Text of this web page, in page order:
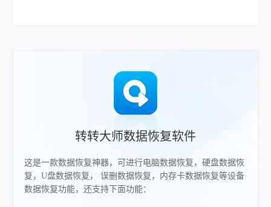
转转大师数据恢复软件
这是一款数据恢复神器，可进行电脑数据恢复，硬盘数据恢
复，U盘数据恢复， 误删数据恢复，内存卡数据恢复等设备
数据恢复功能，还支持下面功能：